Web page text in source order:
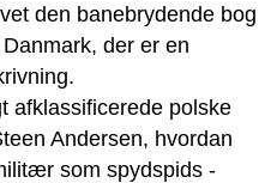
den banebrydende bog
der er en
afklassificerede polske
Andersen, hvordan
som spydspids -